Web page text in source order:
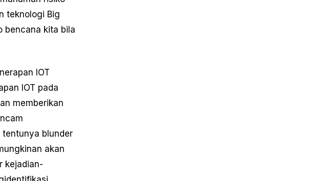
teknologi Big
bencana kita bila
IOT
IOT pada
memberikan
tentunya blunder
akan
kejadian-